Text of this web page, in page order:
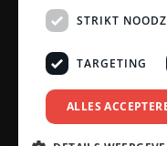
Afhalen en bezorgen
Retourprocedure
Veelgestelde vragen
Legservice
Neem contact op
Reviewpolicy
Privacy policy
Algemene voorwaarden
STRIKT
TARGETING
ALLES